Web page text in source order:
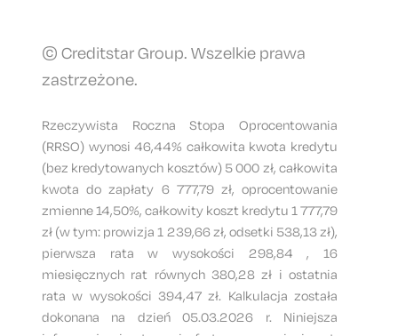
© Creditstar Group. Wszelkie prawa
zastrzeżone.
Rzeczywista Roczna Stopa Oprocentowania
(RRSO) wynosi 46,44% całkowita kwota kredytu
(bez kredytowanych kosztów) 5 000 zł, całkowita
kwota do zapłaty 6 777,79 zł, oprocentowanie
zmienne 14,50%, całkowity koszt kredytu 1 777,79
zł (w tym: prowizja 1 239,66 zł, odsetki 538,13 zł),
pierwsza rata w wysokości 298,84 , 16
miesięcznych rat równych 380,28 zł i ostatnia
rata w wysokości 394,47 zł. Kalkulacja została
dokonana na dzień 05.03.2026 r. Niniejsza